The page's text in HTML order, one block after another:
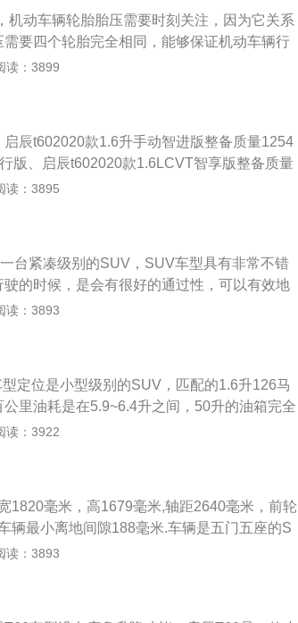
是两驱版本，车辆的能源类型是有两种可以
混系统。
机动车辆轮胎胎压需要时刻关注，因为它关系
要四个轮胎完全相同，能够保证机动车辆行
动车辆上的胎压是指轮胎内部空气的压强，
导致胎体弹性下降，当机动车辆在正常使用
冲击力过于严重的时候，会导致爆胎的情
读：3899
辰t602020款1.6升手动智进版整备质量1254
版、启辰t602020款1.6LCVT智享版整备质量
智炫版整备质量1312千克。不同的机动车
然吸气发动机，匹配的是5挡手动变速箱，和
式使用的是两驱版本，车辆的能源类型使用的
车型。
读：3895
台紧凑级别的SUV，SUV车型具有非常不错
的时候，是会有很好的通过性，可以有效地
辆的最小离地间隙越大，车辆的通过性能就
碍物或者不平路面的时候能力就会弱一些，
辆的行驶稳定性，不同的高度是和车型的设
读：3893
定位是小型级别的SUV，匹配的1.6升126马
里油耗是在5.9~6.4升之间，50升的油箱完全
辆的油箱，在日常使用的过程中需要对油箱
行清洁，清洁之后需要找到专业的维修师
定清洗的过程是否符合要求，才可以将机动
读：3922
1820毫米，高1679毫米,轴距2640毫米，前轮
辆最小离地间隙188毫米.车辆是五门五座的S
产旗下的启辰T60车型是小型SUV车型，车辆
的驱动方式现在只有两驱版本可以选择，车
型。
读：3893